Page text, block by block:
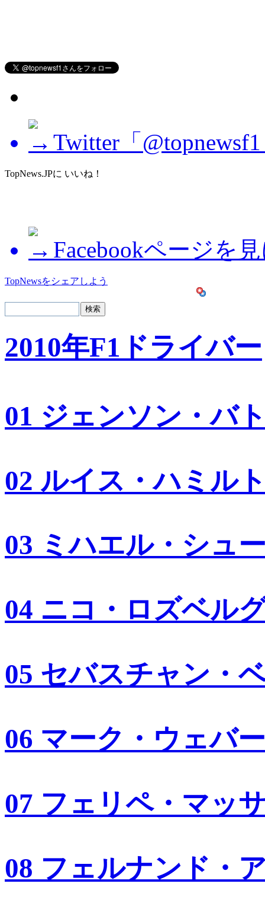
Twitter「
TopNews.JPに いいね！
Facebookページを
TopNewsをシェアしよう
2010年F1ドライバー
01 ジェンソン・バ
02 ルイス・ハミル
03 ミハエル・シュ
04 ニコ・ロズベル
05 セバスチャン・
06 マーク・ウェバー
07 フェリペ・マッ
08 フェルナンド・